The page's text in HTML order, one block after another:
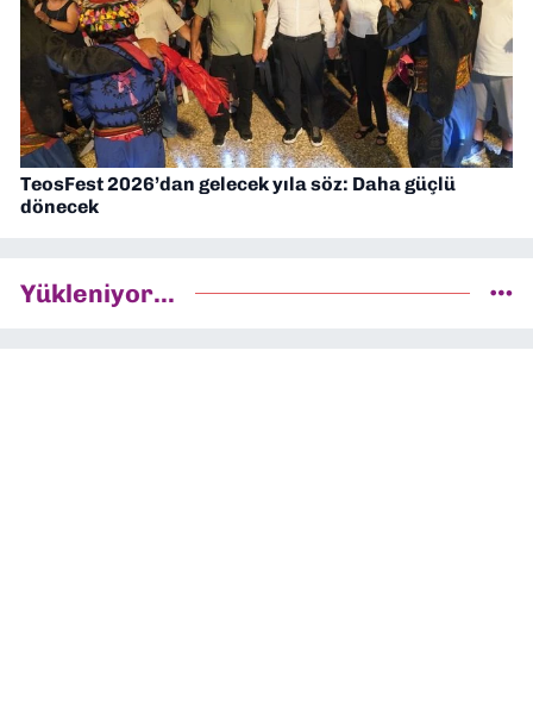
TeosFest 2026’dan gelecek yıla söz: Daha güçlü
dönecek
Yükleniyor...